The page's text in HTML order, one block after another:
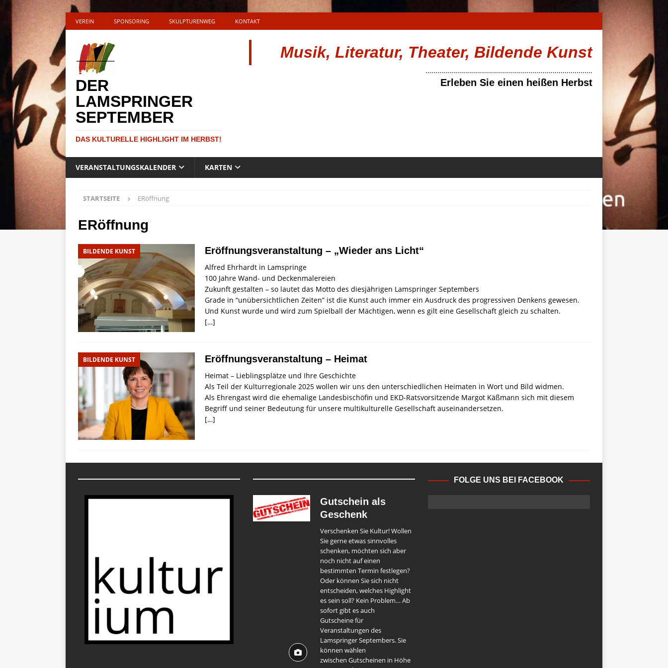
VEREIN SPONSORING SKULPTURENWEG KONTAKT
DER
LAMSPRINGER
SEPTEMBER
DAS KULTURELLE HIGHLIGHT IM HERBST!
Musik, Literatur, Theater, Bildende Kunst
....................................................................................
Erleben Sie einen heißen Herbst
VERANSTALTUNGSKALENDER KARTEN
STARTSEITE ERöffnung
ERöffnung
BILDENDE KUNST Eröffnungsveranstaltung – „Wieder ans Licht“
Alfred Ehrhardt in Lamspringe
100 Jahre Wand- und Deckenmalereien
Zukunft gestalten – so lautet das Motto des diesjährigen Lamspringer Septembers
Grade in “unübersichtlichen Zeiten” ist die Kunst auch immer ein Ausdruck des progressiven Denkens gewesen.
Und Kunst wurde und wird zum Spielball der Mächtigen, wenn es gilt eine Gesellschaft gleich zu schalten.
[…]
BILDENDE KUNST Eröffnungsveranstaltung – Heimat
Heimat – Lieblingsplätze und Ihre Geschichte
Als Teil der Kulturregionale 2025 wollen wir uns den unterschiedlichen Heimaten in Wort und Bild widmen.
Als Ehrengast wird die ehemalige Landesbischöfin und EKD-Ratsvorsitzende Margot Käßmann sich mit diesem
Begriff und seiner Bedeutung für unsere multikulturelle Gesellschaft auseinandersetzen.
[…]
Gutschein als
Geschenk
Verschenken Sie Kultur! Wollen
Sie gerne etwas sinnvolles
schenken, möchten sich aber
noch nicht auf einen
bestimmten Termin festlegen?
Oder können Sie sich nicht
entscheiden, welches Highlight
es sein soll? Kein Problem… Ab
sofort gibt es auch
Gutscheine für
Veranstaltungen des
Lamspringer Septembers. Sie
können wählen
zwischen Gutscheinen in Höhe
FOLGE UNS BEI FACEBOOK